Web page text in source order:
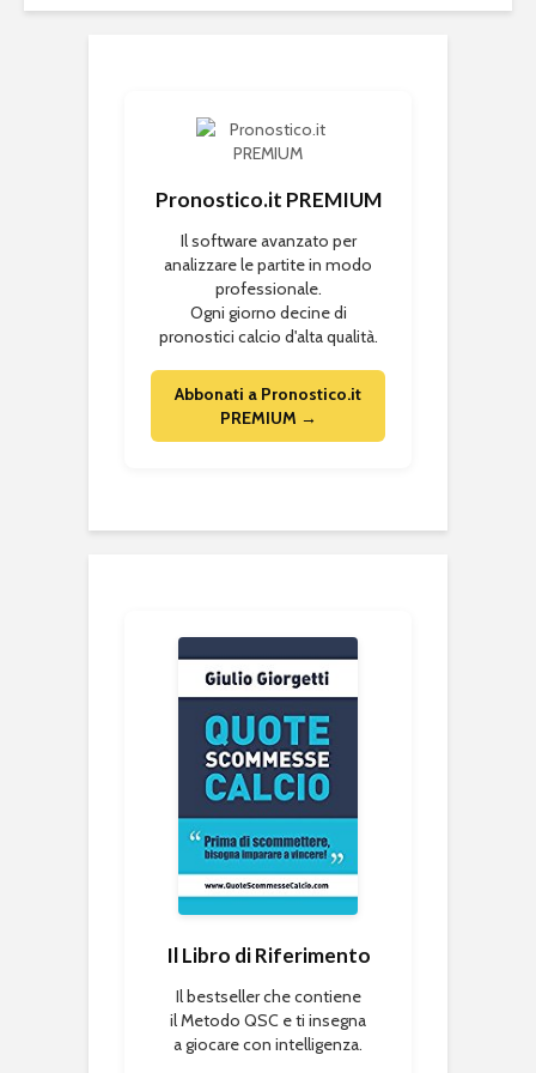
Pronostico.it PREMIUM
Il software avanzato per
analizzare le partite in modo
professionale.
Ogni giorno decine di
pronostici calcio d'alta qualità.
Abbonati a Pronostico.it
PREMIUM →
Il Libro di Riferimento
Il bestseller che contiene
il Metodo QSC e ti insegna
a giocare con intelligenza.